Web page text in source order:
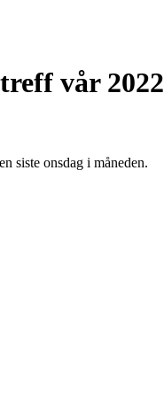
vår 2022
siste onsdag i måneden.